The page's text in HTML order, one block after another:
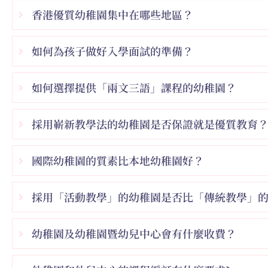
香港優質幼稚園集中在哪些地區？
如何為孩子做好入學面試的準備？
如何選擇提供「兩文三語」課程的幼稚園？
採用嶄新教學法的幼稚園是否保證就是優質教育？
國際幼稚園的質素比本地幼稚園好？
採用「活動教學」的幼稚園是否比「傳統教學」
幼稚園及幼稚園暨幼兒中心會有什麼收費？